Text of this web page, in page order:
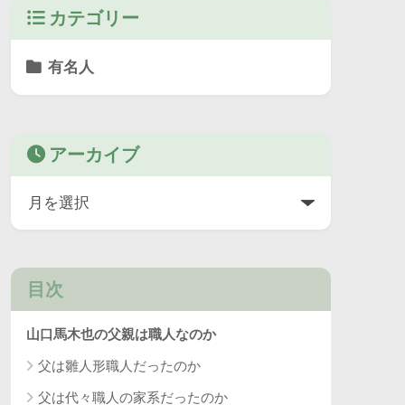
カテゴリー
有名人
アーカイブ
目次
山口馬木也の父親は職人なのか
父は雛人形職人だったのか
父は代々職人の家系だったのか